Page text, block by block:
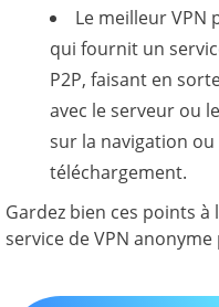
Le meilleur VPN
qui fournit un
P2P, faisant en
avec le serveur ou
sur la navigation
téléchargement.
Gardez bien ces points à
service de VPN